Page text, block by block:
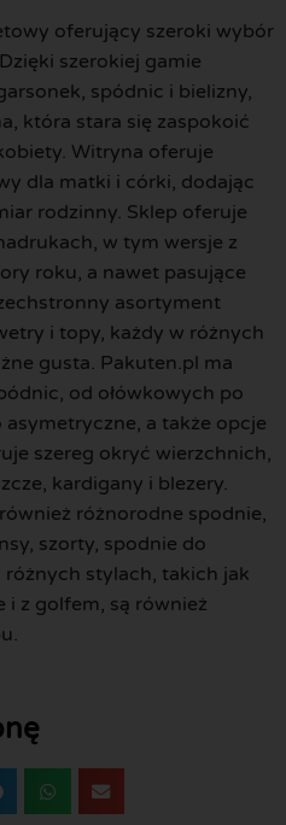
oferujący szeroki wybór
szerokiej gamie
spódnic i bielizny,
która stara się zaspokoić
Witryna oferuje
dla matki i córki, dodając
rodzinny. Sklep oferuje
w tym wersje z
roku, a nawet pasujące
asortyment
i topy, każdy w różnych
gusta. Pakuten.pl ma
od ołówkowych po
a także opcje
szereg okryć wierzchnich,
kardigany i blezery.
różnorodne spodnie,
szorty, spodnie do
różnych stylach, takich jak
i z golfem, są również